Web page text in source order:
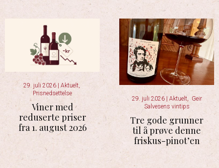
29. juli 2026 Aktuelt,
Prisnedsettelse
Viner med
reduserte priser
fra 1. august 2026
29. juli 2026 Aktuelt, Geir
Salvesens vintips
Tre gode grunner
til å prøve denne
friskus-pinot’en